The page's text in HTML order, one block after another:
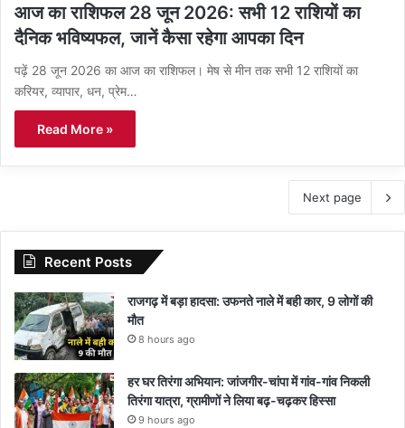
आज का राशिफल 28 जून 2026: सभी 12 राशियों का
दैनिक भविष्यफल, जानें कैसा रहेगा आपका दिन
पढ़ें 28 जून 2026 का आज का राशिफल। मेष से मीन तक सभी 12 राशियों का
करियर, व्यापार, धन, प्रेम…
Read More »
Next page
Recent Posts
राजगढ़ में बड़ा हादसा: उफनते नाले में बही कार, 9 लोगों की
मौत
8 hours ago
हर घर तिरंगा अभियान: जांजगीर-चांपा में गांव-गांव निकली
तिरंगा यात्रा, ग्रामीणों ने लिया बढ़-चढ़कर हिस्सा
9 hours ago